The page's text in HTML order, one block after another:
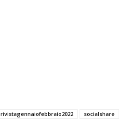
rivistagennaiofebbraio2022 socialshare